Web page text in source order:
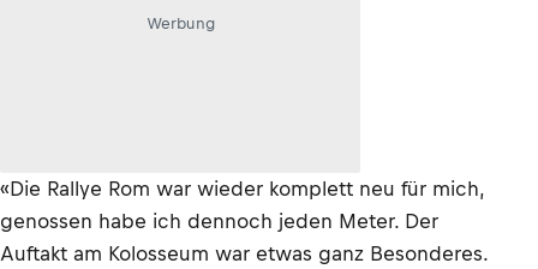
Werbung
«Die Rallye Rom war wieder komplett neu für mich,
genossen habe ich dennoch jeden Meter. Der
Auftakt am Kolosseum war etwas ganz Besonderes.